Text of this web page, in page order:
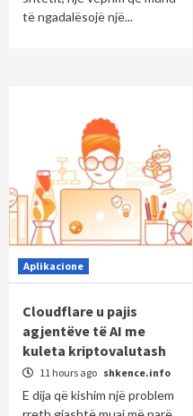
të ngadalësojë një...
Aplikacione
Cloudflare u pajis
agjentëve të AI me
kuleta kriptovalutash
11 hours ago shkence.info
E dija që kishim një problem